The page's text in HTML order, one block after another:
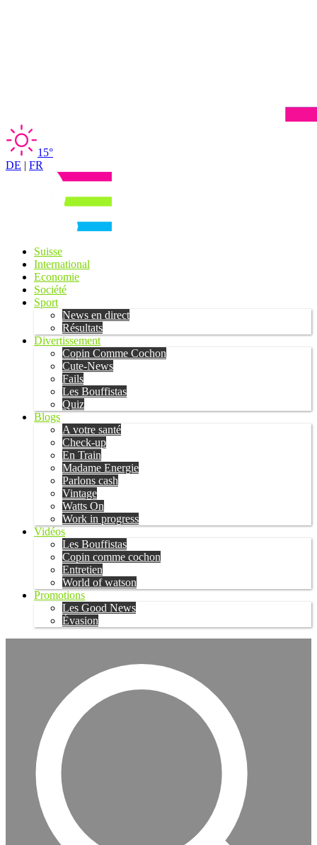
15°
DE | FR
Suisse
International
Economie
Société
Sport
News en direct
Résultats
Divertissement
Copin Comme Cochon
Cute-News
Fails
Les Bouffistas
Quiz
Blogs
A votre santé
Check-up
En Train
Madame Energie
Parlons cash
Vintage
Watts On
Work in progress
Vidéos
Les Bouffistas
Copin comme cochon
Entretien
World of watson
Promotions
Les Good News
Évasion